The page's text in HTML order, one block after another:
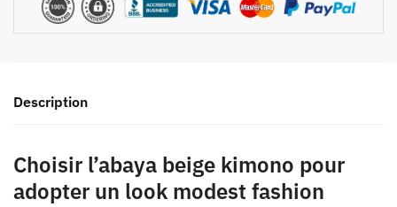
Description
Choisir l’abaya beige kimono pour
adopter un look modest fashion